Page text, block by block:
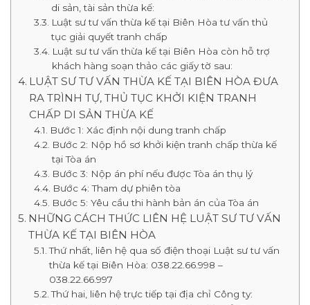
di sản, tài sản thừa kế:
Luật sư tư vấn thừa kế tại Biên Hòa tư vấn thủ
tục giải quyết tranh chấp
Luật sư tư vấn thừa kế tại Biên Hòa còn hỗ trợ
khách hàng soạn thảo các giấy tờ sau:
LUẬT SƯ TƯ VẤN THỪA KẾ TẠI BIÊN HÒA ĐƯA
RA TRÌNH TỰ, THỦ TỤC KHỞI KIỆN TRANH
CHẤP DI SẢN THỪA KẾ
Bước 1: Xác định nội dung tranh chấp
Bước 2: Nộp hồ sơ khởi kiện tranh chấp thừa kế
tại Tòa án
Bước 3: Nộp án phí nếu được Tòa án thụ lý
Bước 4: Tham dự phiên tòa
Bước 5: Yêu cầu thi hành bản án của Tòa án
NHỮNG CÁCH THỨC LIÊN HỆ LUẬT SƯ TƯ VẤN
THỪA KẾ TẠI BIÊN HÒA
Thứ nhất, liên hệ qua số điện thoại Luật sư tư vấn
thừa kế tại Biên Hòa: 038.22.66.998 –
038.22.66.997
Thứ hai, liên hệ trực tiếp tại địa chỉ Công ty: